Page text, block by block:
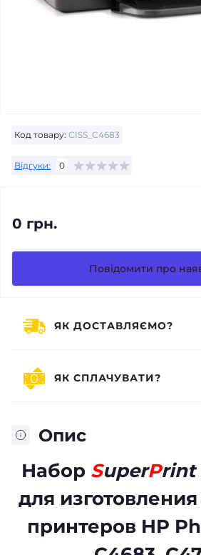
Код товару: CISS_С4683
Відгуки: 0
0 грн.
Повідомити про
Опис
Набор SuperPrint
для
принтеров HP
ЯК ДОСТАВЛЯЄМО?
ЯК СПЛАЧУВАТИ?